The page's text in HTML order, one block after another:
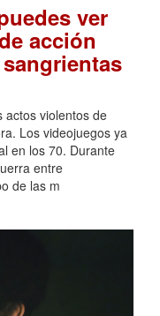
ver
acción
actos violentos de
Los videojuegos ya
en los 70. Durante
entre
de las m